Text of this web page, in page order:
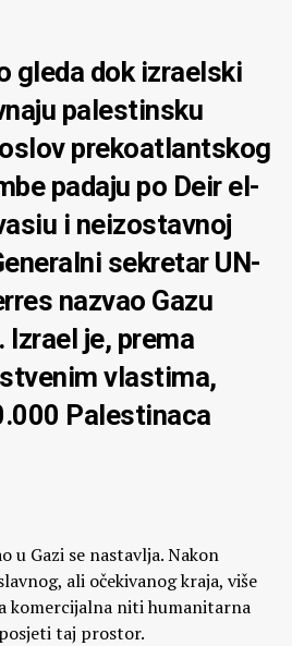
gleda dok izraelski
palestinsku
prekoatlantskog
padaju po Deir el-
i neizostavnoj
sekretar UN-
nazvao Gazu
Izrael je, prema
vlastima,
Palestinaca
u Gazi se nastavlja. Nakon
ali očekivanog kraja, više
komercijalna niti humanitarna
taj prostor.